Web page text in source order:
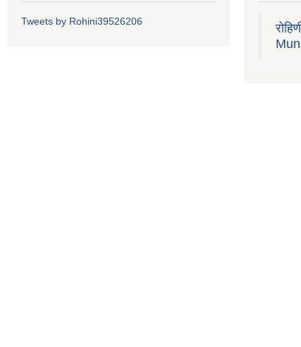
Tweets by Rohini39526206